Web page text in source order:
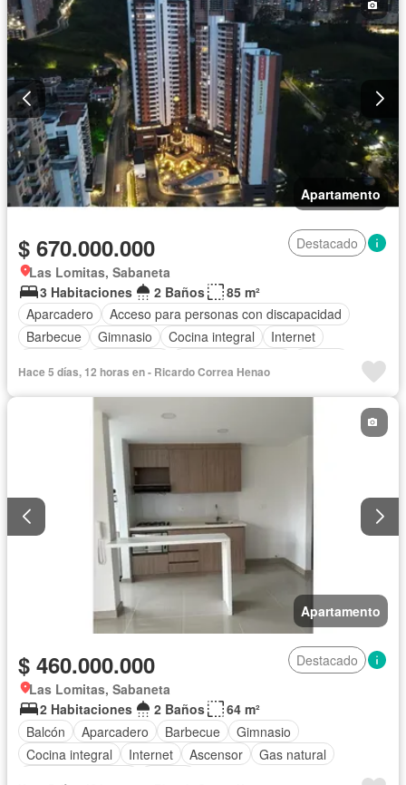
Apartamento
$ 670.000.000
Destacado
Las Lomitas, Sabaneta
3 Habitaciones
2 Baños
85 m²
Aparcadero
Acceso para personas con discapacidad
Barbecue
Gimnasio Cocina integral
Internet
Agua
Hace 5 días, 12 horas en - Ricardo Correa Henao
Apartamento
$ 460.000.000
Destacado
Las Lomitas, Sabaneta
2 Habitaciones
2 Baños
64 m²
Balcón
Aparcadero Barbecue
Gimnasio
Cocina integral
Internet Ascensor
Gas natural